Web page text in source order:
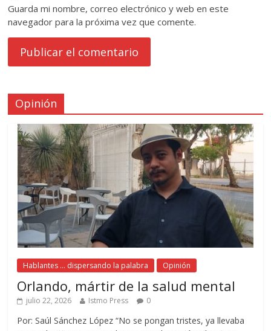
Guarda mi nombre, correo electrónico y web en este
navegador para la próxima vez que comente.
Opinión
Hablantes ... dispersando la palabra Opinión
Orlando, mártir de la salud mental
julio 22, 2026 Istmo Press 0
Por: Saúl Sánchez López “No se pongan tristes, ya llevaba